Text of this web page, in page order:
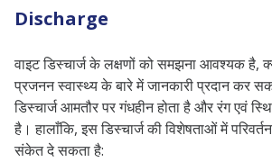
वाइट डिस्चार्ज क्यों
सफेद पानी का रामबाण
Discharge
वाइट डिस्चार्ज के लक्षणों को समझना आवश्यक है,
प्रजनन स्वास्थ्य के बारे में जानकारी प्रदान कर
डिस्चार्ज आमतौर पर गंधहीन होता है और रंग एवं
है। हालाँकि, इस डिस्चार्ज की विशेषताओं में परिवर्तन
संकेत दे सकता है: